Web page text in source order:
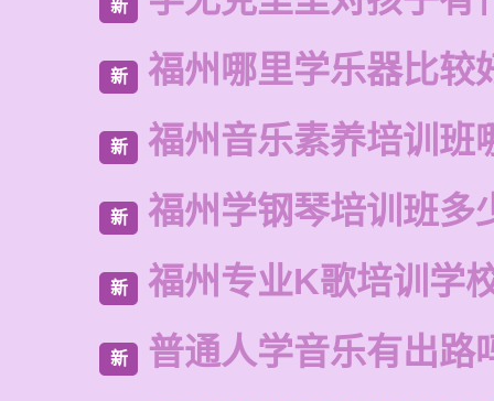
新
新 福州哪里学乐器比较
新 福州音乐素养培训班
新 福州学钢琴培训班多
新 福州专业K歌培训学
新 普通人学音乐有出路